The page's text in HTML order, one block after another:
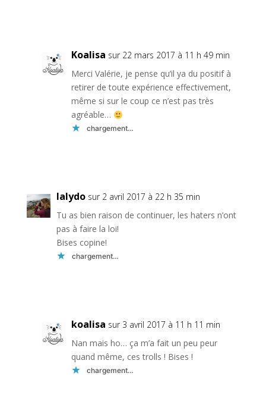
Koalisa sur 22 mars 2017 à 11 h 49 min
Merci Valérie, je pense qu’il ya du positif à
retirer de toute expérience effectivement,
même si sur le coup ce n’est pas très
agréable…
chargement…
lalydo sur 2 avril 2017 à 22 h 35 min
Tu as bien raison de continuer, les haters n’ont
pas à faire la loi!
Bises copine!
chargement…
koalisa sur 3 avril 2017 à 11 h 11 min
Nan mais ho… ça m’a fait un peu peur
quand même, ces trolls ! Bises !
chargement…